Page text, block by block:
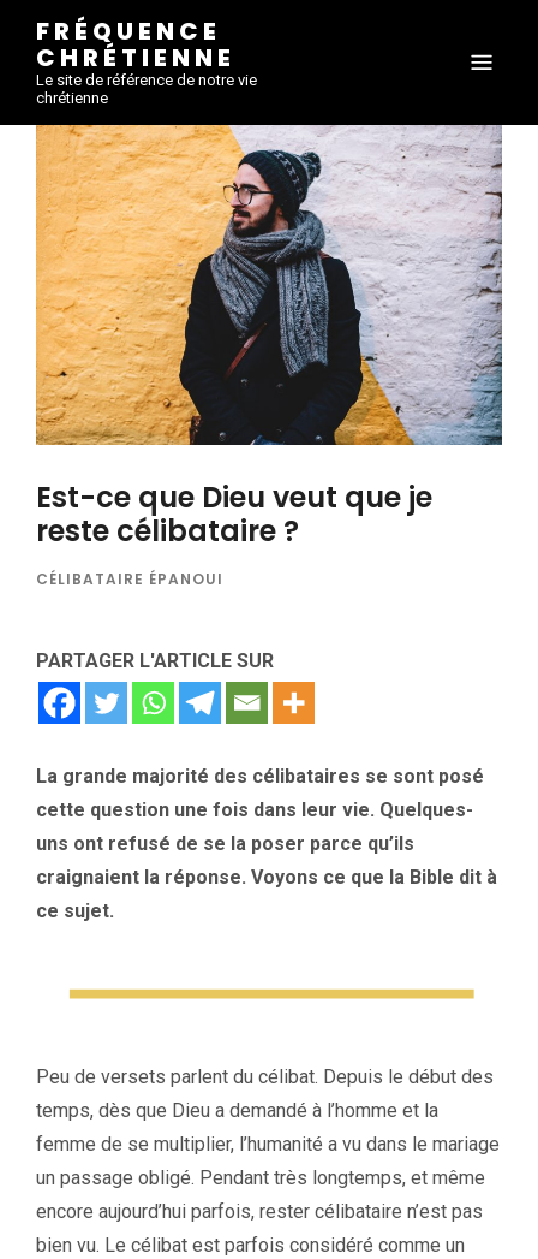
FRÉQUENCE
CHRÉTIENNE
Le site de référence de notre vie
chrétienne
Est-ce que Dieu veut que je
reste célibataire ?
CÉLIBATAIRE ÉPANOUI
PARTAGER L'ARTICLE SUR
La grande majorité des célibataires se sont posé
cette question une fois dans leur vie. Quelques-
uns ont refusé de se la poser parce qu’ils
craignaient la réponse. Voyons ce que la Bible dit à
ce sujet.
Peu de versets parlent du célibat. Depuis le début des
temps, dès que Dieu a demandé à l’homme et la
femme de se multiplier, l’humanité a vu dans le mariage
un passage obligé. Pendant très longtemps, et même
encore aujourd’hui parfois, rester célibataire n’est pas
bien vu. Le célibat est parfois considéré comme un